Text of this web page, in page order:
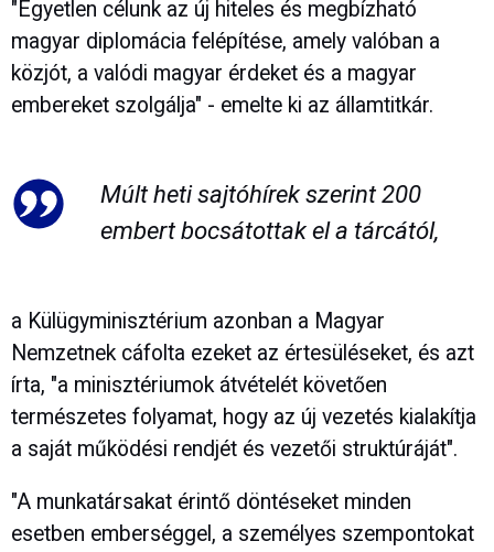
"Egyetlen célunk az új hiteles és megbízható
magyar diplomácia felépítése, amely valóban a
közjót, a valódi magyar érdeket és a magyar
embereket szolgálja" - emelte ki az államtitkár.
Múlt heti sajtóhírek szerint 200
embert bocsátottak el a tárcától,
a Külügyminisztérium azonban a Magyar
Nemzetnek cáfolta ezeket az értesüléseket, és azt
írta, "a minisztériumok átvételét követően
természetes folyamat, hogy az új vezetés kialakítja
a saját működési rendjét és vezetői struktúráját".
"A munkatársakat érintő döntéseket minden
esetben emberséggel, a személyes szempontokat